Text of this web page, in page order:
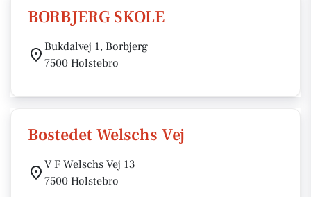
BORBJERG SKOLE
Bukdalvej 1, Borbjerg
7500 Holstebro
Bostedet Welschs Vej
V F Welschs Vej 13
7500 Holstebro